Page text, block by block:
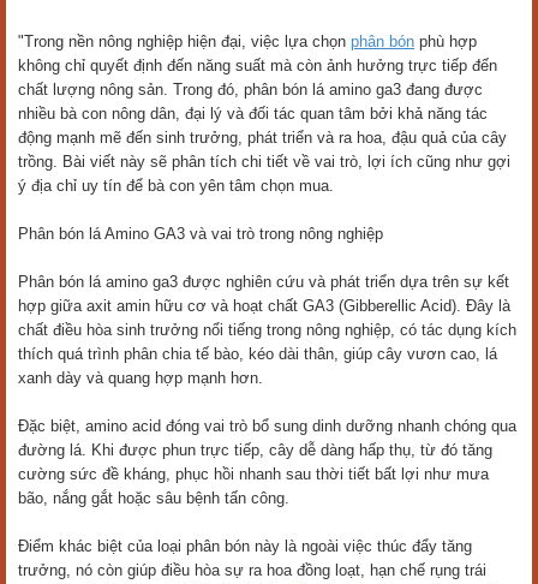
"Trong nền nông nghiệp hiện đại, việc lựa chọn phân bón phù hợp
không chỉ quyết định đến năng suất mà còn ảnh hưởng trực tiếp đến
chất lượng nông sản. Trong đó, phân bón lá amino ga3 đang được
nhiều bà con nông dân, đại lý và đối tác quan tâm bởi khả năng tác
động mạnh mẽ đến sinh trưởng, phát triển và ra hoa, đậu quả của cây
trồng. Bài viết này sẽ phân tích chi tiết về vai trò, lợi ích cũng như gợi
ý địa chỉ uy tín để bà con yên tâm chọn mua.
Phân bón lá Amino GA3 và vai trò trong nông nghiệp
Phân bón lá amino ga3 được nghiên cứu và phát triển dựa trên sự kết
hợp giữa axit amin hữu cơ và hoạt chất GA3 (Gibberellic Acid). Đây là
chất điều hòa sinh trưởng nổi tiếng trong nông nghiệp, có tác dụng kích
thích quá trình phân chia tế bào, kéo dài thân, giúp cây vươn cao, lá
xanh dày và quang hợp mạnh hơn.
Đặc biệt, amino acid đóng vai trò bổ sung dinh dưỡng nhanh chóng qua
đường lá. Khi được phun trực tiếp, cây dễ dàng hấp thụ, từ đó tăng
cường sức đề kháng, phục hồi nhanh sau thời tiết bất lợi như mưa
bão, nắng gắt hoặc sâu bệnh tấn công.
Điểm khác biệt của loại phân bón này là ngoài việc thúc đẩy tăng
trưởng, nó còn giúp điều hòa sự ra hoa đồng loạt, hạn chế rụng trái